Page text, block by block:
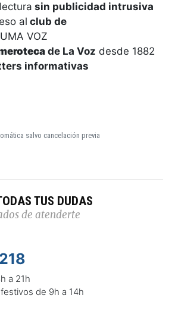
sin publicidad intrusiva
al club de
VOZ
de La Voz desde 1882
informativas
salvo cancelación previa
TUS DUDAS
de atenderte
a 21h
de 9h a 14h